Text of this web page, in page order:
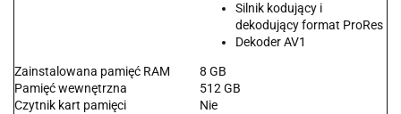
Silnik kodujący i
dekodujący format ProRes
Dekoder AV1
Zainstalowana pamięć RAM
8 GB
Pamięć wewnętrzna
512 GB
Czytnik kart pamięci
Nie